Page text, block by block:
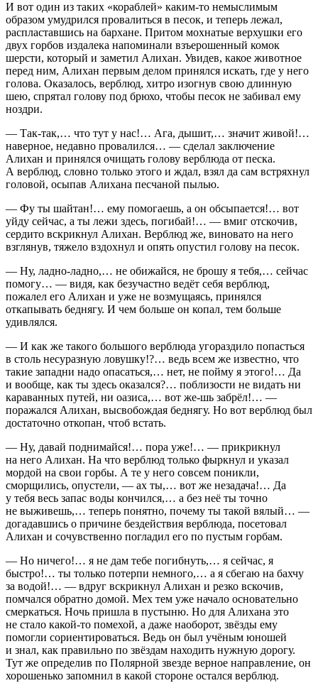
И вот один из таких «кораблей» каким-то немыслимым
образом умудрился провалиться в песок, и теперь лежал,
распластавшись на бархане. Притом мохнатые верхушки его
двух горбов издалека напоминали взъерошенный комок
шерсти, который и заметил Алихан. Увидев, какое животное
перед ним, Алихан первым делом принялся искать, где у него
голова. Оказалось, верблюд, хитро изогнув свою длинную
шею, спрятал голову под брюхо, чтобы песок не забивал ему
ноздри.
— Так-так,… что тут у нас!… Ага, дышит,… значит живой!…
наверное, недавно провалился… — сделал заключение
Алихан и принялся очищать голову верблюда от песка.
А верблюд, словно только этого и ждал, взял да сам встряхнул
головой, осыпав Алихана песчаной пылью.
— Фу ты шайтан!… ему помогаешь, а он обсыпается!… вот
уйду сейчас, а ты лежи здесь, погибай!… — вмиг отскочив,
сердито вскрикнул Алихан. Верблюд же, виновато на него
взглянув, тяжело вздохнул и опять опустил голову на песок.
— Ну, ладно-ладно,… не обижайся, не брошу я тебя,… сейчас
помогу… — видя, как безучастно ведёт себя верблюд,
пожалел его Алихан и уже не возмущаясь, принялся
откапывать беднягу. И чем больше он копал, тем больше
удивлялся.
— И как же такого большого верблюда угораздило попасться
в столь несуразную ловушку!?… ведь всем же известно, что
такие западни надо опасаться,… нет, не пойму я этого!… Да
и вообще, как ты здесь оказался?… поблизости не видать ни
караванных путей, ни оазиса,… вот же-шь забрёл!… —
поражался Алихан, высвобождая беднягу. Но вот верблюд был
достаточно откопан, чтоб встать.
— Ну, давай поднимайся!… пора уже!… — прикрикнул
на него Алихан. На что верблюд только фыркнул и указал
мордой на свои горбы. А те у него совсем поникли,
сморщились, опустели, — ах ты,… вот же незадача!… Да
у тебя весь запас воды кончился,… а без неё ты точно
не выживешь,… теперь понятно, почему ты такой вялый… —
догадавшись о причине бездействия верблюда, посетовал
Алихан и сочувственно погладил его по пустым горбам.
— Но ничего!… я не дам тебе погибнуть,… я сейчас, я
быстро!… ты только потерпи немного,… а я сбегаю на бахчу
за водой!… — вдруг вскрикнул Алихан и резко вскочив,
помчался обратно домой. Мех тем уже начало основательно
смеркаться. Ночь пришла в пустыню. Но для Алихана это
не стало какой-то помехой, а даже наоборот, звёзды ему
помогли сориентироваться. Ведь он был учёным юношей
и знал, как правильно по звёздам находить нужную дорогу.
Тут же определив по Полярной звезде верное направление, он
хорошенько запомнил в какой стороне остался верблюд.